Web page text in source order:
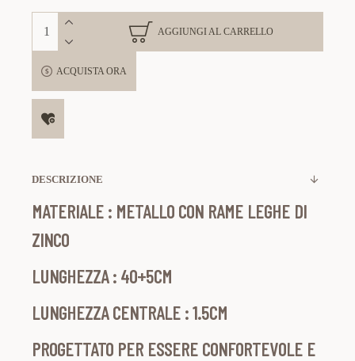
AGGIUNGI AL CARRELLO
ACQUISTA ORA
DESCRIZIONE
MATERIALE : METALLO CON RAME LEGHE DI
ZINCO
LUNGHEZZA : 40+5CM
LUNGHEZZA CENTRALE : 1.5CM
PROGETTATO PER ESSERE CONFORTEVOLE E